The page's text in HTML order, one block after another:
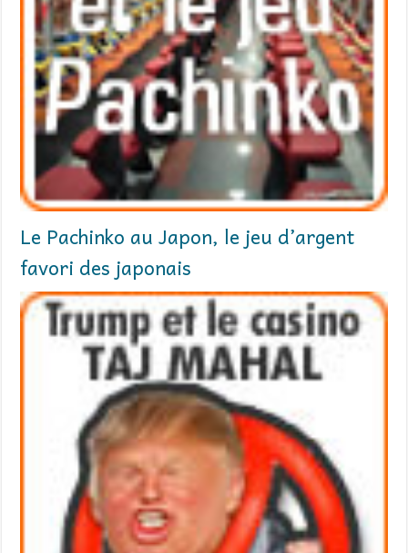
Le Pachinko au Japon, le jeu d’argent
favori des japonais